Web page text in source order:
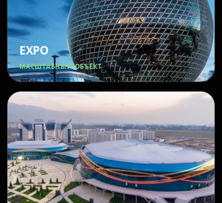
EXPO
МАСШТАБНЫЙ ОБЪЕКТ